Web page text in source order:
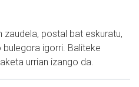
zaudela, postal bat eskuratu,
igorri. Baliteke
urrian izango da.